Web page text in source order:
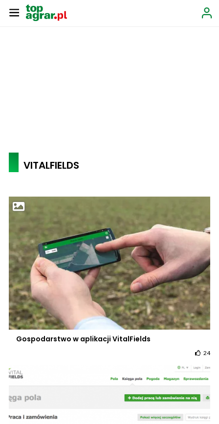
VITALFIELDS
Gospodarstwo w aplikacji VitalFields
24